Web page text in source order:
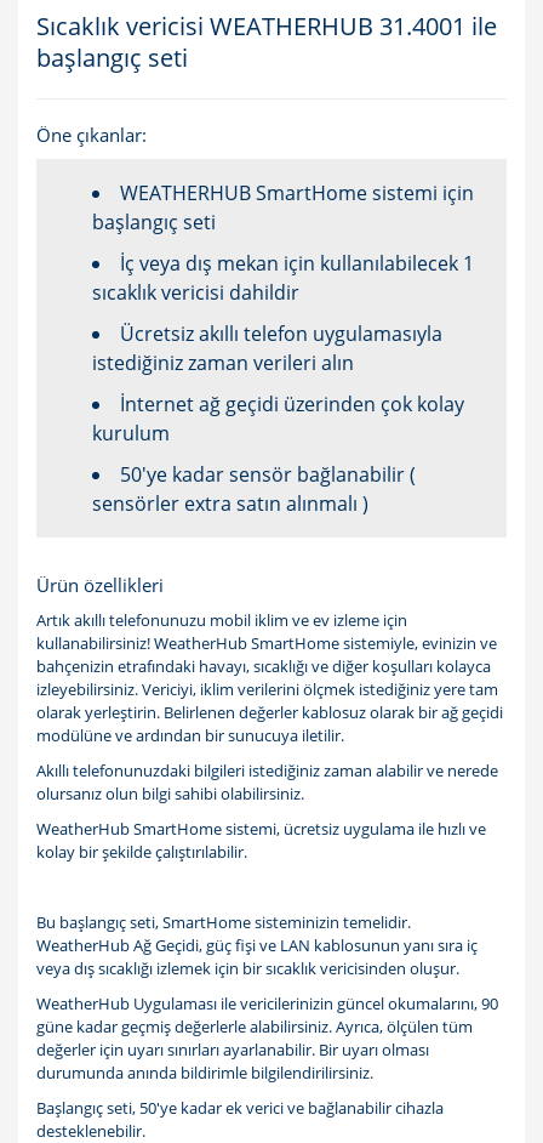
Sıcaklık vericisi WEATHERHUB 31.4001 ile
başlangıç ​​seti
Öne çıkanlar:
WEATHERHUB SmartHome sistemi için
başlangıç ​​seti
İç veya dış mekan için kullanılabilecek 1
sıcaklık vericisi dahildir
Ücretsiz akıllı telefon uygulamasıyla
istediğiniz zaman verileri alın
İnternet ağ geçidi üzerinden çok kolay
kurulum
50'ye kadar sensör bağlanabilir (
sensörler extra satın alınmalı )
Ürün özellikleri
Artık akıllı telefonunuzu mobil iklim ve ev izleme için
kullanabilirsiniz! WeatherHub SmartHome sistemiyle, evinizin ve
bahçenizin etrafındaki havayı, sıcaklığı ve diğer koşulları kolayca
izleyebilirsiniz. Vericiyi, iklim verilerini ölçmek istediğiniz yere tam
olarak yerleştirin. Belirlenen değerler kablosuz olarak bir ağ geçidi
modülüne ve ardından bir sunucuya iletilir.
Akıllı telefonunuzdaki bilgileri istediğiniz zaman alabilir ve nerede
olursanız olun bilgi sahibi olabilirsiniz.
WeatherHub SmartHome sistemi, ücretsiz uygulama ile hızlı ve
kolay bir şekilde çalıştırılabilir.
Bu başlangıç ​​seti, SmartHome sisteminizin temelidir.
WeatherHub Ağ Geçidi, güç fişi ve LAN kablosunun yanı sıra iç
veya dış sıcaklığı izlemek için bir sıcaklık vericisinden oluşur.
WeatherHub Uygulaması ile vericilerinizin güncel okumalarını, 90
güne kadar geçmiş değerlerle alabilirsiniz. Ayrıca, ölçülen tüm
değerler için uyarı sınırları ayarlanabilir. Bir uyarı olması
durumunda anında bildirimle bilgilendirilirsiniz.
Başlangıç ​​seti, 50'ye kadar ek verici ve bağlanabilir cihazla
desteklenebilir.